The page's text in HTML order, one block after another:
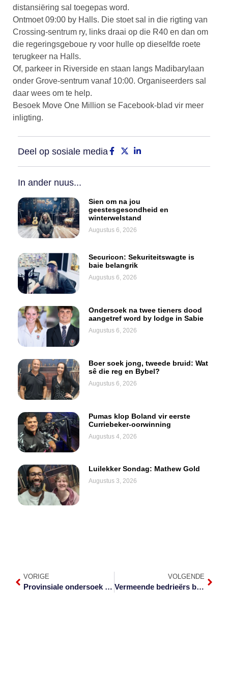
distansiëring sal toegepas word.
Ontmoet 09:00 by Halls. Die stoet sal in die rigting van
Crossing-sentrum ry, links draai op die R40 en dan om
die regeringsgeboue ry voor hulle op dieselfde roete
terugkeer na Halls.
Of, parkeer in Riverside en staan langs Madibarylaan
onder Grove-sentrum vanaf 10:00. Organiseerders sal
daar wees om te help.
Besoek Move One Million se Facebook-blad vir meer
inligting.
Deel op sosiale media
In ander nuus...
Sien om na jou
geestesgesondheid en
winterwelstand
Augustus 6, 2026
Securicon: Sekuriteitswagte is
baie belangrik
Augustus 6, 2026
Ondersoek na twee tieners dood
aangetref word by lodge in Sabie
Augustus 6, 2026
Boer soek jong, tweede bruid: Wat
sê die reg en Bybel?
Augustus 6, 2026
Pumas klop Boland vir eerste
Curriebeker-oorwinning
Augustus 4, 2026
Luilekker Sondag: Mathew Gold
Augustus 3, 2026
VORIGE
Provinsiale ondersoek na Covid-19-verskaffers volgende week verwag
VOLGENDE
Vermeende bedrieërs borgtog toegestaan in Komatipoort